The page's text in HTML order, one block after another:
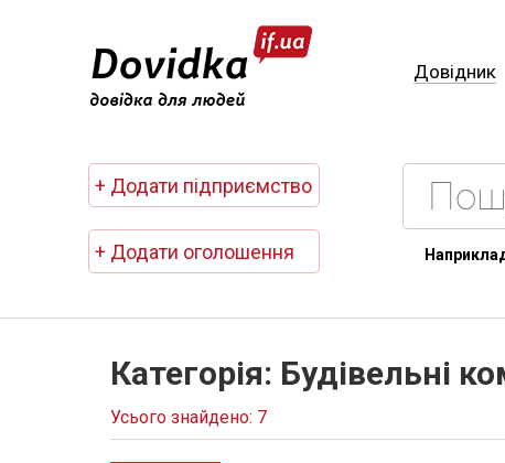
Довідник
+ Додати підприємство
+ Додати оголошення
Категорія: Будівельні
Усього знайдено: 7